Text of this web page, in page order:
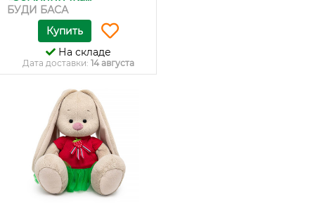
БУДИ БАСА
Купить
На складе
Дата доставки: 14 августа